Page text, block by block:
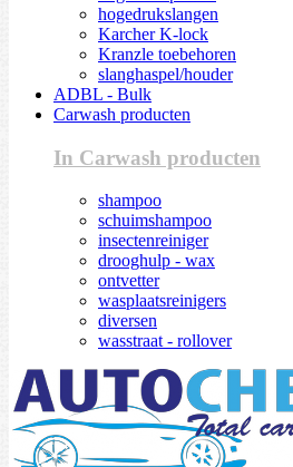
hogedrukslangen
Karcher K-lock
Kranzle toebehoren
slanghaspel/houder
ADBL - Bulk
Carwash producten
In Carwash producten
shampoo
schuimshampoo
insectenreiniger
drooghulp - wax
ontvetter
wasplaatsreinigers
diversen
wasstraat - rollover